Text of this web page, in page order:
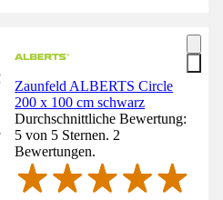
Zaunfeld ALBERTS Circle
200 x 100 cm schwarz
Durchschnittliche Bewertung:
5 von 5 Sternen. 2
Bewertungen.